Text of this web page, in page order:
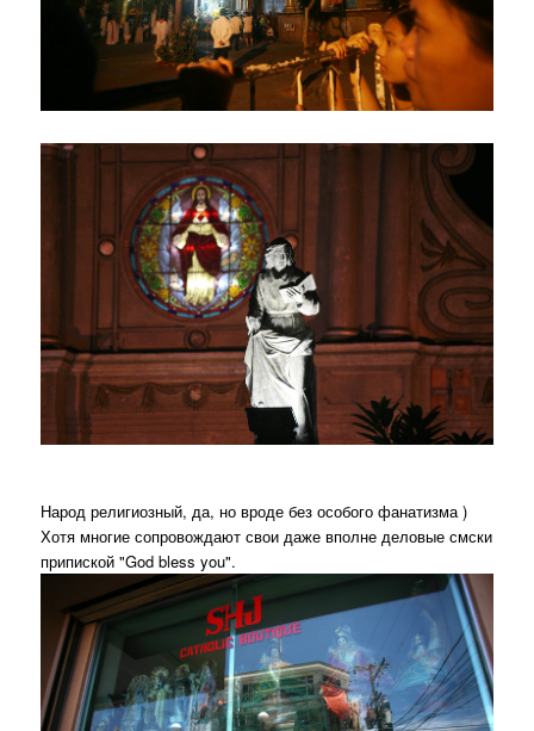
Народ религиозный, да, но вроде без особого фанатизма )
Хотя многие сопровождают свои даже вполне деловые смски
припиской "God bless you".